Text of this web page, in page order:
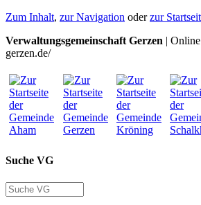
Zum Inhalt, zur Navigation oderzur
Verwaltungsgemeinschaft Gerzen |
gerzen.de/
Suche VG